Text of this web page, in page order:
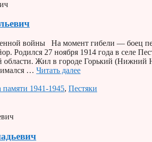
войны На момент гибели — боец
Родился 27 ноября 1914 года в селе
Жил в городе Горький (Нижний
… Читать далее
памяти 1941-1945, Пестяки